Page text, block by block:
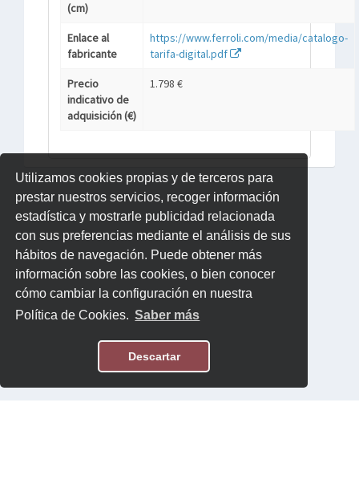
Utilizamos cookies propias y de terceros para
prestar nuestros servicios, recoger información
estadística y mostrarle publicidad relacionada
con sus preferencias mediante el análisis de sus
hábitos de navegación. Puede obtener más
información sobre las cookies, o bien conocer
cómo cambiar la configuración en nuestra
Política de Cookies. Saber más
Descartar
(cm)
Enlace al
fabricante
https://www.ferroli.com/media/catalogo-
tarifa-digital.pdf
Precio
indicativo de
adquisición (€)
1.798 €